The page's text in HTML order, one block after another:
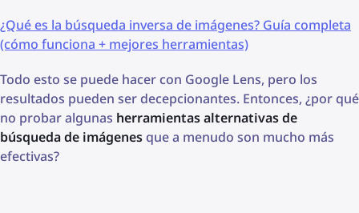
¿Qué es la búsqueda inversa de imágenes? Guía completa
(cómo funciona + mejores herramientas)
Todo esto se puede hacer con Google Lens, pero los
resultados pueden ser decepcionantes. Entonces, ¿por qué
no probar algunas herramientas alternativas de
búsqueda de imágenesque a menudo son mucho más
efectivas?